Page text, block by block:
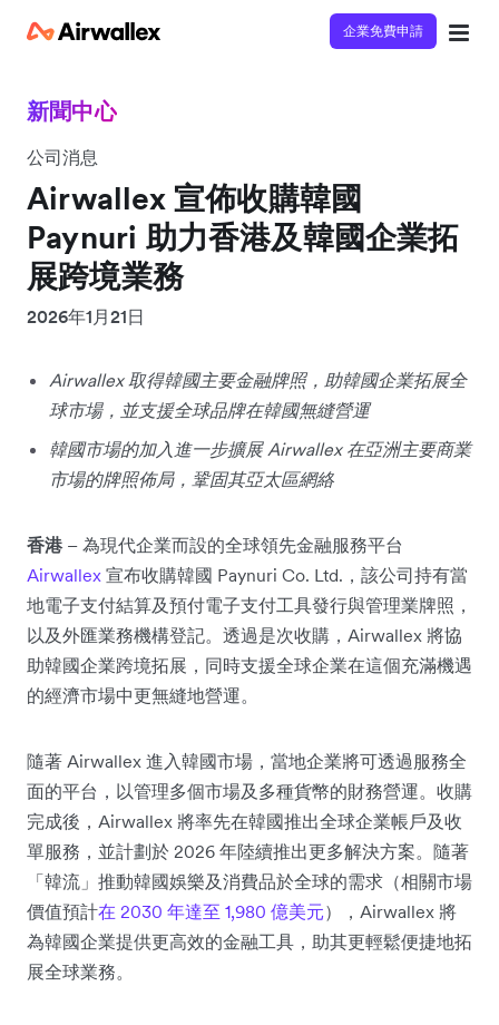
企業免費申請
新聞中心
公司消息
Airwallex 宣佈收購韓國
Paynuri 助力香港及韓國企業拓
展跨境業務
2026年1月21日
Airwallex 取得韓國主要金融牌照，助韓國企業拓展全
球市場，並支援全球品牌在韓國無縫營運
韓國市場的加入進一步擴展 Airwallex 在亞洲主要商業
市場的牌照佈局，鞏固其亞太區網絡
香港– 為現代企業而設的全球領先金融服務平台
Airwallex 宣布收購韓國 Paynuri Co. Ltd.，該公司持有當
地電子支付結算及預付電子支付工具發行與管理業牌照，
以及外匯業務機構登記。透過是次收購，Airwallex 將協
助韓國企業跨境拓展，同時支援全球企業在這個充滿機遇
的經濟市場中更無縫地營運。
隨著 Airwallex 進入韓國市場，當地企業將可透過服務全
面的平台，以管理多個市場及多種貨幣的財務營運。收購
完成後，Airwallex 將率先在韓國推出全球企業帳戶及收
單服務，並計劃於 2026 年陸續推出更多解決方案。隨著
「韓流」推動韓國娛樂及消費品於全球的需求（相關市場
價值預計在 2030 年達至 1,980 億美元），Airwallex 將
為韓國企業提供更高效的金融工具，助其更輕鬆便捷地拓
展全球業務。